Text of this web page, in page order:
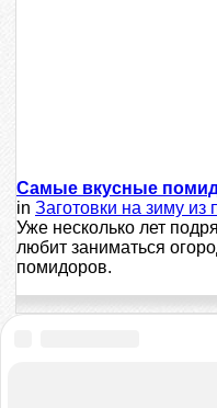
Самые вкусные
in Заготовки на зиму из
Уже несколько лет
любит заниматься
помидоров.